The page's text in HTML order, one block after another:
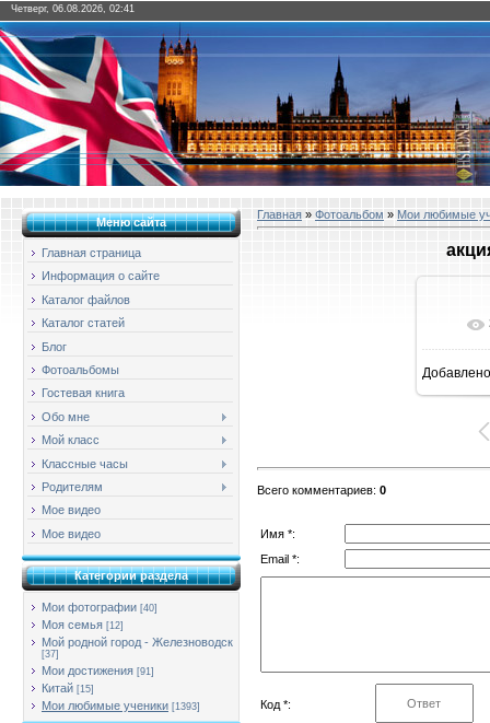
Четверг, 06.08.2026, 02:41
Меню сайта
Главная страница
Информация о сайте
Каталог файлов
Каталог статей
Блог
Фотоальбомы
Гостевая книга
Обо мне
Мой класс
Классные часы
Родителям
Мое видео
Мое видео
Категории раздела
Мои фотографии [40]
Моя семья [12]
Мой родной город - Железноводск
[37]
Мои достижения [91]
Китай [15]
Мои любимые ученики [1393]
Главная » Фотоальбом » Мои любимые
Добавлено
Всего комментариев: 0
Имя *:
Email *:
Код *: